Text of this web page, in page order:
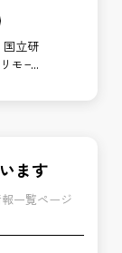
国立研
モー
ます
一覧ページ